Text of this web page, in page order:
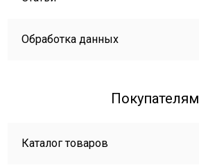
Обработка данных
Покупателям
Каталог товаров